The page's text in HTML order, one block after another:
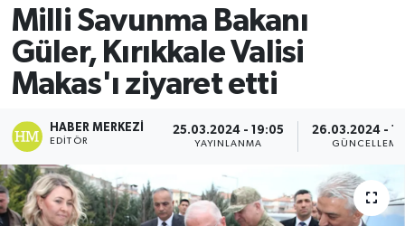
Milli Savunma Bakanı
Güler, Kırıkkale Valisi
Makas'ı ziyaret etti
HABER MERKEZI
EDITÖR
25.03.2024 - 19:05
YAYINLANMA
26.03.2024 -
GÜNCELLEME
Süper Lig Puan Durumu ve Fikstür
Tüm Manşetler
Son Dakika Haberleri
Haber Arşivi